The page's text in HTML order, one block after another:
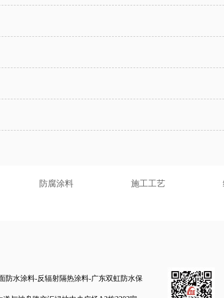
防腐涂料 施工工艺
防水涂料-反辐射隔热涂料-广东双虹防水保